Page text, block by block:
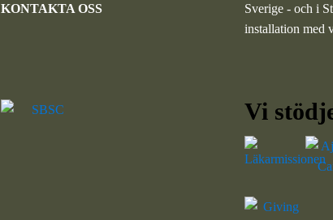
KONTAKTA OSS
Sverige - och i
installation med
Vi